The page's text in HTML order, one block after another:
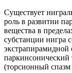
Существует
роль в развитии
вещества в
субстанции нигра
(торсионный